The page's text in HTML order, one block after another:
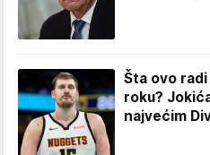
Šta ovo
roku?
najvećim